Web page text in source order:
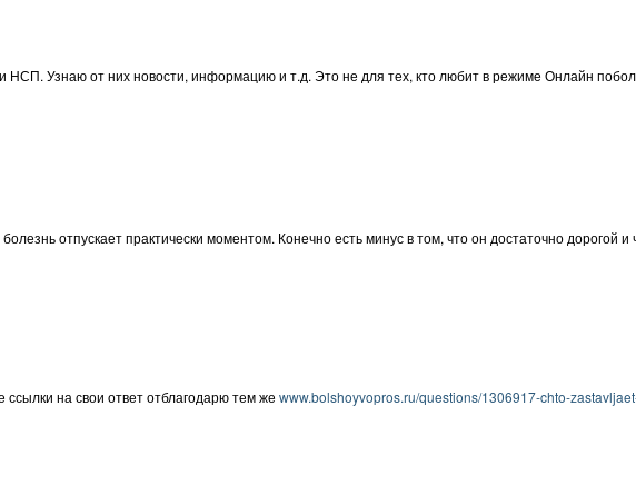
Узнаю от них новости, информацию и т.д. Это не для тех, кто любит в режиме Онлайн
отпускает практически моментом. Конечно есть минус в том, что он достаточно дорогой
ссылки на свои ответ отблагодарю тем же www.bolshoyvopros.ru/questions/1306917-chto-